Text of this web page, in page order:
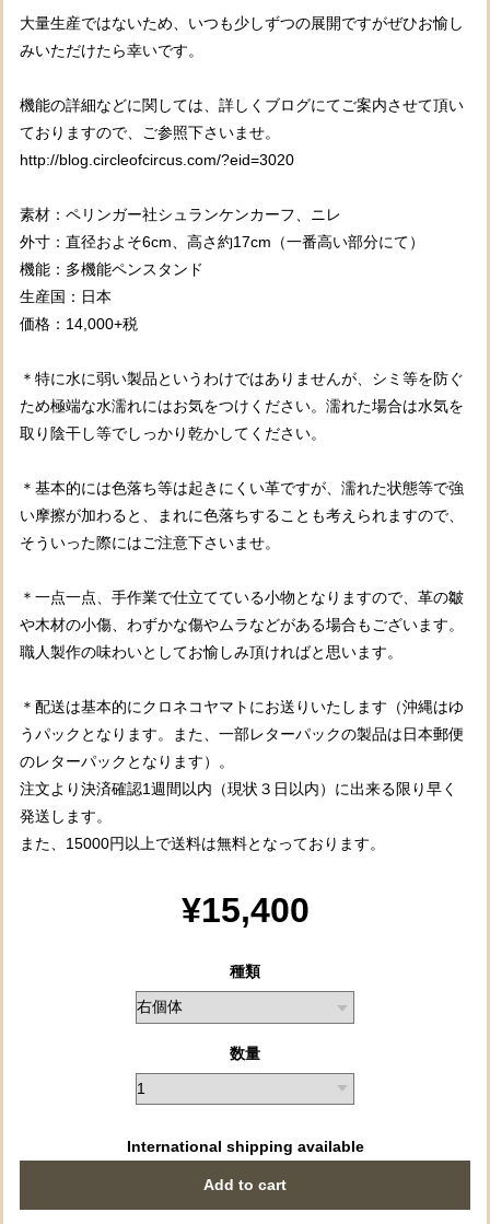
大量生産ではないため、いつも少しずつの展開ですがぜひお愉し
みいただけたら幸いです。
機能の詳細などに関しては、詳しくブログにてご案内させて頂い
ておりますので、ご参照下さいませ。
http://blog.circleofcircus.com/?eid=3020
素材：ペリンガー社シュランケンカーフ、ニレ
外寸：直径およそ6cm、高さ約17cm（一番高い部分にて）
機能：多機能ペンスタンド
生産国：日本
価格：14,000+税
＊特に水に弱い製品というわけではありませんが、シミ等を防ぐ
ため極端な水濡れにはお気をつけください。濡れた場合は水気を
取り陰干し等でしっかり乾かしてください。
＊基本的には色落ち等は起きにくい革ですが、濡れた状態等で強
い摩擦が加わると、まれに色落ちすることも考えられますので、
そういった際にはご注意下さいませ。
＊一点一点、手作業で仕立てている小物となりますので、革の皺
や木材の小傷、わずかな傷やムラなどがある場合もございます。
職人製作の味わいとしてお愉しみ頂ければと思います。
＊配送は基本的にクロネコヤマトにお送りいたします（沖縄はゆ
うパックとなります。また、一部レターパックの製品は日本郵便
のレターパックとなります）。
注文より決済確認1週間以内（現状３日以内）に出来る限り早く
発送します。
また、15000円以上で送料は無料となっております。
¥15,400
種類
数量
International shipping available
Add to cart